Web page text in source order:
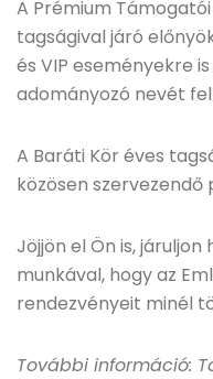
A Prémium
tagságival járó
és VIP eseményekre
adományozó nevét
A Baráti Kör éves
közösen
Jöjjön el Ön is,
munkával, hogy az
rendezvényeit minél
További információ: